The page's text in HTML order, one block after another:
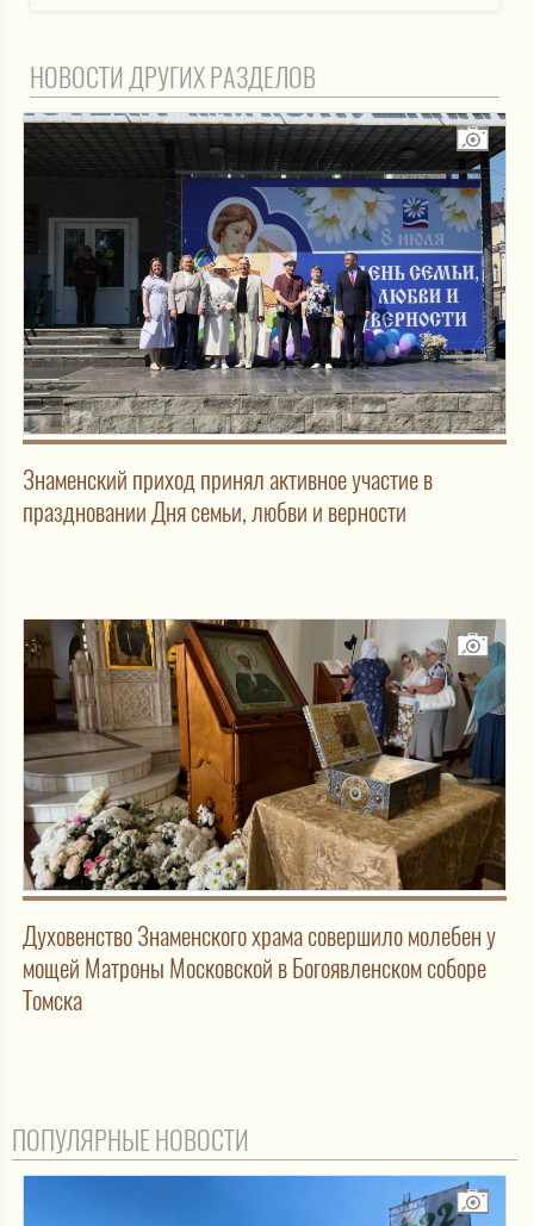
НОВОСТИ ДРУГИХ РАЗДЕЛОВ
Знаменский приход принял активное участие в
праздновании Дня семьи, любви и верности
Духовенство Знаменского храма совершило молебен у
мощей Матроны Московской в Богоявленском соборе
Томска
ПОПУЛЯРНЫЕ НОВОСТИ